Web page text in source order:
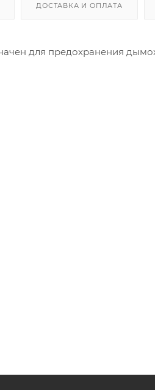
ДОСТАВКА И ОПЛАТА
для предохранения